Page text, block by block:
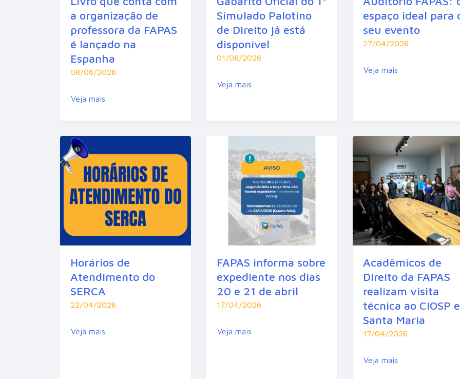
a organização de
professora da FAPAS
é lançado na
Espanha
08/06/2026
Veja mais
Simulado Palotino
de Direito já está
disponível
01/06/2026
Veja mais
espaço ideal para
seu evento
27/04/2026
Veja mais
Horários de
Atendimento do
SERCA
22/04/2026
Veja mais
FAPAS informa sobre
expediente nos dias
20 e 21 de abril
17/04/2026
Veja mais
Acadêmicos de
Direito da FAPAS
realizam visita
técnica ao CIOSP
Santa Maria
17/04/2026
Veja mais